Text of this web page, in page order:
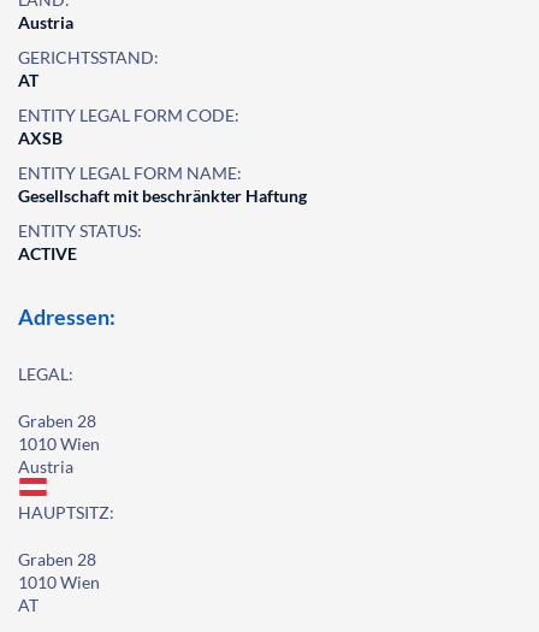
Austria
GERICHTSSTAND:
AT
ENTITY LEGAL FORM CODE:
AXSB
ENTITY LEGAL FORM NAME:
Gesellschaft mit beschränkter Haftung
ENTITY STATUS:
ACTIVE
Adressen:
LEGAL:
Graben 28
1010 Wien
Austria
HAUPTSITZ:
Graben 28
1010 Wien
AT